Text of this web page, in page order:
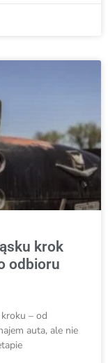
krok
odbioru
– od
auta, ale nie